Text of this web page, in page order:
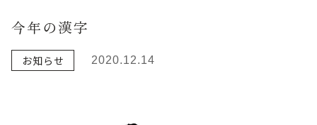
今年の漢字
お知らせ 2020.12.14